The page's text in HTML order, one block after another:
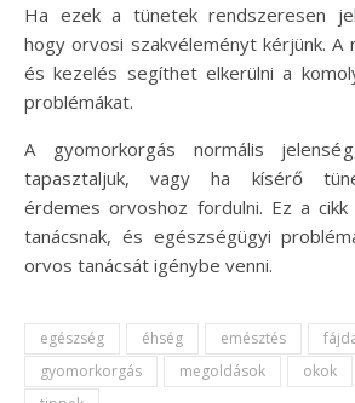
Ha ezek a tünetek rendszeresen
hogy orvosi szakvéleményt kérjünk. A
és kezelés segíthet elkerülni a
problémákat.
A gyomorkorgás normális
tapasztaljuk, vagy ha kísérő
érdemes orvoshoz fordulni. Ez a
tanácsnak, és egészségügyi
orvos tanácsát igénybe venni.
egészség éhség emésztés
gyomorkorgás
megoldások okok